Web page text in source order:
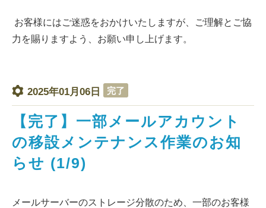
お客様にはご迷惑をおかけいたしますが、ご理解とご協
力を賜りますよう、お願い申し上げます。
2025年01月06日 完了
【完了】一部メールアカウント
の移設メンテナンス作業のお知
らせ (1/9)
メールサーバーのストレージ分散のため、一部のお客様